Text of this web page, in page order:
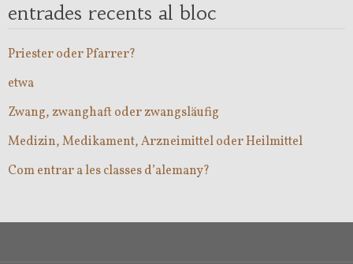
entrades recents al bloc
Priester oder Pfarrer?
etwa
Zwang, zwanghaft oder zwangsläufig
Medizin, Medikament, Arzneimittel oder Heilmittel
Com entrar a les classes d’alemany?